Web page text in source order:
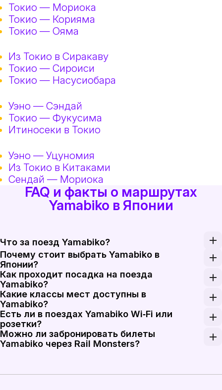
Токио — Мориока
Токио — Корияма
Токио — Ояма
Из Токио в Сиракаву
Токио — Сироиси
Токио — Насусиобара
Уэно — Сэндай
Токио — Фукусима
Итиносеки в Токио
Уэно — Уцуномия
Из Токио в Китаками
Сендай — Мориока
FAQ и факты о маршрутах
Yamabiko в Японии
Что за поезд Yamabiko?
Yamabiko — это сервис JR East Shinkansen на
Почему стоит выбрать Yamabiko в
Японии?
Yamabiko удобен для путешественников,
Как проходит посадка на поезда
Yamabiko?
Пассажиры Yamabiko садятся на платформы
Какие классы мест доступны в
Yamabiko?
Поезда Yamabiko используют вагоны Ordinary
Есть ли в поездах Yamabiko Wi‑Fi или
розетки?
Наличие бортовых удобств в Yamabiko зависит
Можно ли забронировать билеты
Yamabiko через Rail Monsters?